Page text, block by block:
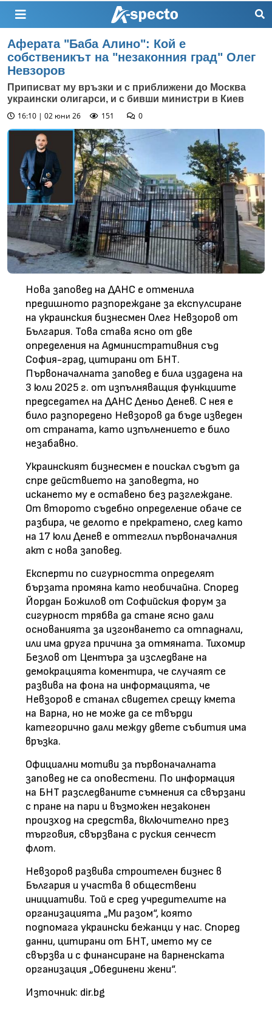
Аферата "Баба Алино": Кой е
собственикът на "незаконния град" Олег
Невзоров
Приписват му връзки и с приближени до Москва
украински олигарси, и с бивши министри в Киев
16:10 | 02 юни 26
151 0
Нова заповед на ДАНС е отменила
предишното разпореждане за експулсиране
на украинския бизнесмен Олег Невзоров от
България. Това става ясно от две
определения на Административния съд
София-град, цитирани от БНТ.
Първоначалната заповед е била издадена на
3 юли 2025 г. от изпълняващия функциите
председател на ДАНС Деньо Денев. С нея е
било разпоредено Невзоров да бъде изведен
от страната, като изпълнението е било
незабавно.
Украинският бизнесмен е поискал съдът да
спре действието на заповедта, но
искането му е оставено без разглеждане.
От второто съдебно определение обаче се
разбира, че делото е прекратено, след като
на 17 юли Денев е оттеглил първоначалния
акт с нова заповед.
Експерти по сигурността определят
бързата промяна като необичайна. Според
Йордан Божилов от Софийския форум за
сигурност трябва да стане ясно дали
основанията за изгонването са отпаднали,
или има друга причина за отмяната. Тихомир
Безлов от Центъра за изследване на
демокрацията коментира, че случаят се
развива на фона на информацията, че
Невзоров е станал свидетел срещу кмета
на Варна, но не може да се твърди
категорично дали между двете събития има
връзка.
Официални мотиви за първоначалната
заповед не са оповестени. По информация
на БНТ разследваните съмнения са свързани
с пране на пари и възможен незаконен
произход на средства, включително през
търговия, свързвана с руския сенчест
флот.
Невзоров развива строителен бизнес в
България и участва в обществени
инициативи. Той е сред учредителите на
организацията „Ми разом“, която
подпомага украински бежанци у нас. Според
данни, цитирани от БНТ, името му се
свързва и с финансиране на варненската
организация „Обединени жени“.
Източник: dir.bg